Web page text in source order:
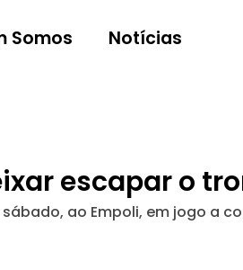
Somos Notícias
escapar o
ao Empoli, em jogo a